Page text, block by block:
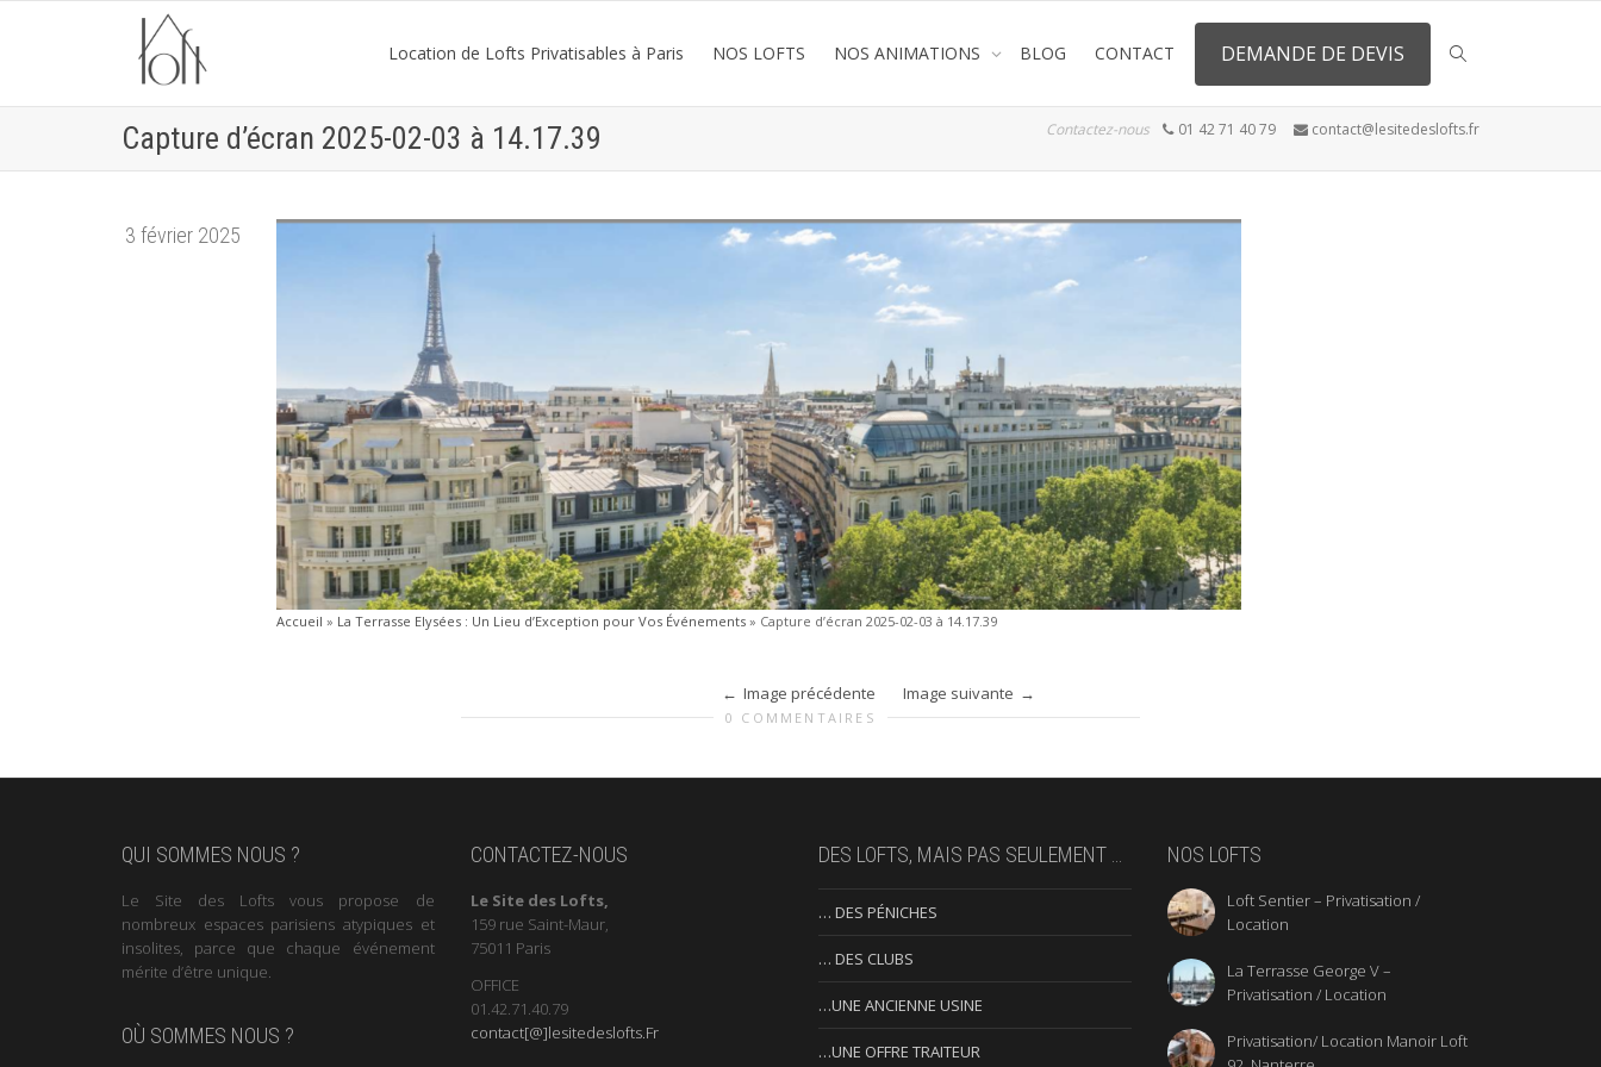
Location de Lofts Privatisables à Paris NOS LOFTS NOS ANIMATIONS BLOG CONTACT DEMANDE DE DEVIS
Capture d’écran 2025-02-03 à 14.17.39 Contactez-nous 01 42 71 40 79 contact@lesitedeslofts.fr
3 février 2025
Accueil » La Terrasse Elysées : Un Lieu d’Exception pour Vos Événements » Capture d’écran 2025-02-03 à 14.17.39
Image précédente Image suivante
0 COMMENTAIRES
QUI SOMMES NOUS ?
Le Site des Lofts vous propose de
nombreux espaces parisiens atypiques et
insolites, parce que chaque événement
mérite d’être unique.
OÙ SOMMES NOUS ?
CONTACTEZ-NOUS
Le Site des Lofts,
159 rue Saint-Maur,
75011 Paris
OFFICE
01.42.71.40.79
contact[@]lesitedeslofts.Fr
DES LOFTS, MAIS PAS SEULEMENT …
… DES PÉNICHES
… DES CLUBS
…UNE ANCIENNE USINE
…UNE OFFRE TRAITEUR
NOS LOFTS
Loft Sentier – Privatisation /
Location
La Terrasse George V –
Privatisation / Location
Privatisation/ Location Manoir Loft